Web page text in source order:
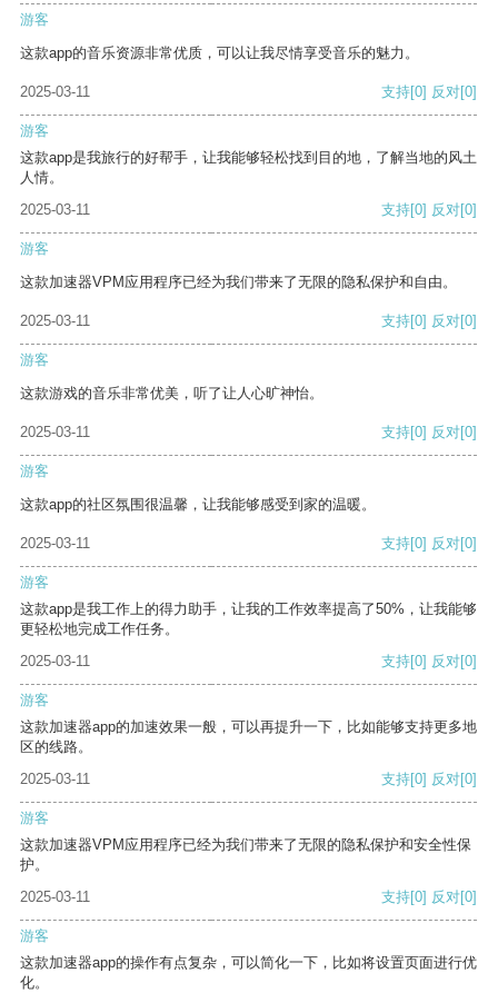
游客
这款app的音乐资源非常优质，可以让我尽情享受音乐的魅力。
2025-03-11 支持[0] 反对[0]
游客
这款app是我旅行的好帮手，让我能够轻松找到目的地，了解当地的风土
人情。
2025-03-11
支持[0] 反对[0]
游客
这款加速器VPM应用程序已经为我们带来了无限的隐私保护和自由。
2025-03-11 支持[0] 反对[0]
游客
这款游戏的音乐非常优美，听了让人心旷神怡。
2025-03-11 支持[0] 反对[0]
游客
这款app的社区氛围很温馨，让我能够感受到家的温暖。
2025-03-11 支持[0] 反对[0]
游客
这款app是我工作上的得力助手，让我的工作效率提高了50%，让我能够
更轻松地完成工作任务。
2025-03-11
支持[0] 反对[0]
游客
这款加速器app的加速效果一般，可以再提升一下，比如能够支持更多地
区的线路。
2025-03-11
支持[0] 反对[0]
游客
这款加速器VPM应用程序已经为我们带来了无限的隐私保护和安全性保
护。
2025-03-11
支持[0] 反对[0]
游客
这款加速器app的操作有点复杂，可以简化一下，比如将设置页面进行优
化。